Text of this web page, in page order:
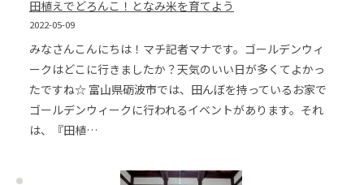
田植えでどろんこ！となみ米を育てよう
2022-05-09
みなさんこんにちは！マチ記者マナです。ゴールデンウィ
ークはどこに行きましたか？天気のいい日が多くてよかっ
たですね☆ 富山県砺波市では、田んぼを持っているお家で
ゴールデンウィークに行われるイベントがあります。それ
は、『田植…